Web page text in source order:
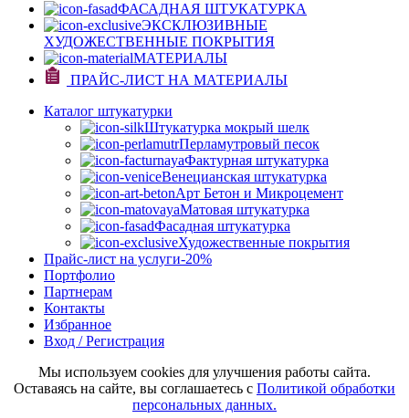
ФАСАДНАЯ ШТУКАТУРКА
ЭКСКЛЮЗИВНЫЕ
ХУДОЖЕСТВЕННЫЕ ПОКРЫТИЯ
МАТЕРИАЛЫ
ПРАЙС-ЛИСТ НА МАТЕРИАЛЫ
Каталог штукатурки
Штукатурка мокрый шелк
Перламутровый песок
Фактурная штукатурка
Венецианская штукатурка
Арт Бетон и Микроцемент
Матовая штукатурка
Фасадная штукатурка
Художественные покрытия
Прайс-лист на услуги-20%
Портфолио
Партнерам
Контакты
Избранное
Вход / Регистрация
Мы используем cookies для улучшения работы сайта.
Оставаясь на сайте, вы соглашаетесь с Политикой обработки
персональных данных.